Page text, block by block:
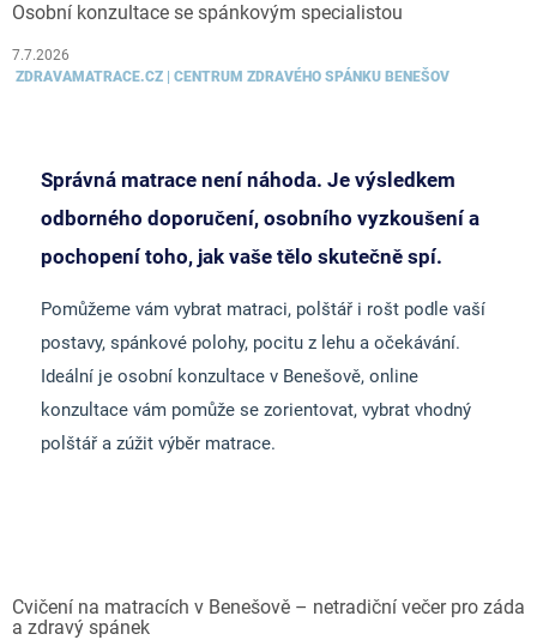
Osobní konzultace se spánkovým specialistou
7.7.2026
ZDRAVAMATRACE.CZ | CENTRUM ZDRAVÉHO SPÁNKU BENEŠOV
Správná matrace není náhoda. Je výsledkem
odborného doporučení, osobního vyzkoušení a
pochopení toho, jak vaše tělo skutečně spí.
Pomůžeme vám vybrat matraci, polštář i rošt podle vaší
postavy, spánkové polohy, pocitu z lehu a očekávání.
Ideální je osobní konzultace v Benešově, online
konzultace vám pomůže se zorientovat, vybrat vhodný
polštář a zúžit výběr matrace.
Cvičení na matracích v Benešově – netradiční večer pro záda
a zdravý spánek